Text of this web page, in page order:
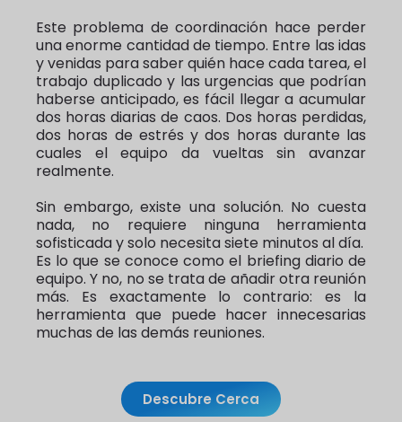
Este problema de coordinación hace perder
una enorme cantidad de tiempo. Entre las idas
y venidas para saber quién hace cada tarea, el
trabajo duplicado y las urgencias que podrían
haberse anticipado, es fácil llegar a acumular
dos horas diarias de caos. Dos horas perdidas,
dos horas de estrés y dos horas durante las
cuales el equipo da vueltas sin avanzar
realmente.
Sin embargo, existe una solución. No cuesta
nada, no requiere ninguna herramienta
sofisticada y solo necesita siete minutos al día.
Es lo que se conoce como el briefing diario de
equipo. Y no, no se trata de añadir otra reunión
más. Es exactamente lo contrario: es la
herramienta que puede hacer innecesarias
muchas de las demás reuniones.
Descubre Cerca